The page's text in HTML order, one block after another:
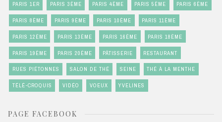
PARIS 1ER PARIS 3ÈME PARIS 4ÈME PARIS 5ÈME PARIS 6ÈME
PARIS 8ÈME PARIS 9ÈME PARIS 10ÈME PARIS 11ÈME
PARIS 12ÈME PARIS 13ÈME PARIS 16ÈME PARIS 18ÈME
PARIS 19ÈME PARIS 20ÈME PÂTISSERIE RESTAURANT
RUES PIÉTONNES SALON DE THÉ SEINE THÉ À LA MENTHE
TÉLÉ-CROQUIS VIDÉO VOEUX YVELINES
PAGE FACEBOOK